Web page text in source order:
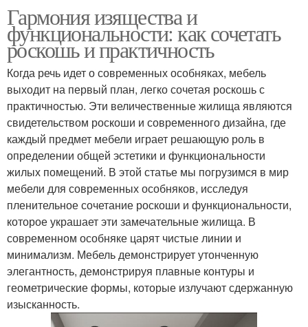
Гармония изящества и
функциональности: как сочетать
роскошь и практичность
Когда речь идет о современных особняках, мебель
выходит на первый план, легко сочетая роскошь с
практичностью. Эти величественные жилища являются
свидетельством роскоши и современного дизайна, где
каждый предмет мебели играет решающую роль в
определении общей эстетики и функциональности
жилых помещений. В этой статье мы погрузимся в мир
мебели для современных особняков, исследуя
пленительное сочетание роскоши и функциональности,
которое украшает эти замечательные жилища. В
современном особняке царят чистые линии и
минимализм. Мебель демонстрирует утонченную
элегантность, демонстрируя плавные контуры и
геометрические формы, которые излучают сдержанную
изысканность.